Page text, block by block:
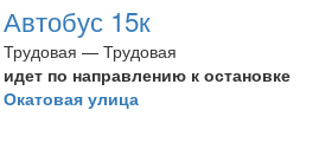
Автобус 15к
Трудовая — Трудовая
идет по направлению к остановке
Окатовая улица